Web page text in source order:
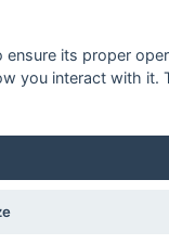
its proper
you interact with it.